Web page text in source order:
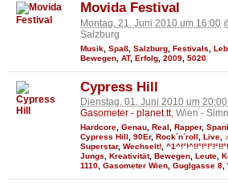
Movida Festival
Montag, 21. Juni 2010 um 16:00
Salzburg
Musik Spaß Salzburg Festivals
Bewegen AT, Erfolg 2009 5020
Cypress Hill
Dienstag, 01. Juni 2010 um 20:00
Gasometer - planet.tt, Wien -
Hardcore Genau Real Rapper,
Cypress Hill
90Er, Rock´n´roll Live
Superstar, Wechselt!
Jungs
Kreativität, Bewegen Leute
1110 Gasometer Wien Guglgasse 8